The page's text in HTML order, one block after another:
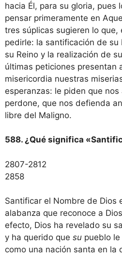
hacia Él, para su gloria, pues
pensar primeramente en
tres súplicas sugieren lo
pedirle: la santificación de
su Reino y la realización de
últimas peticiones presentan
misericordia nuestras
esperanzas: le piden que
perdone, que nos defienda
libre del Maligno.
588. ¿Qué significa
2807-2812
2858
Santificar el Nombre de Dios
alabanza que reconoce a
efecto, Dios ha revelado su
y ha querido que su pueblo
como una nación santa en la